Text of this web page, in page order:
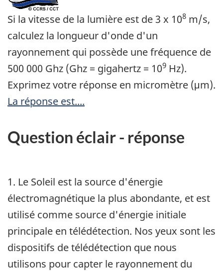
Si la vitesse de la lumière est de 3 x 108 m/s,
calculez la longueur d'onde d'un
rayonnement qui possède une fréquence de
500 000 Ghz (Ghz = gigahertz = 109 Hz).
Exprimez votre réponse en micromètre (μm).
La réponse est....
Question éclair - réponse
1. Le Soleil est la source d'énergie
électromagnétique la plus abondante, et est
utilisé comme source d'énergie initiale
principale en télédétection. Nos yeux sont les
dispositifs de télédétection que nous
utilisons pour capter le rayonnement du